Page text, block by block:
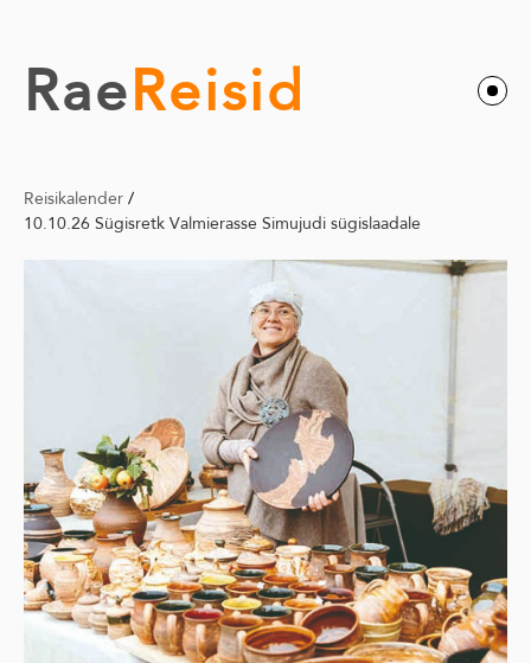
RaeReisid
Reisikalender /
10.10.26 Sügisretk Valmierasse Simujudi sügislaadale